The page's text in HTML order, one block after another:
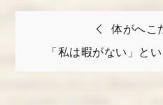
ナ
体がへこ
「私は暇がない」と